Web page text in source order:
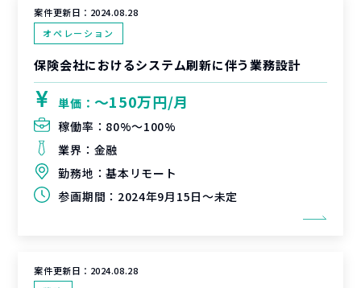
案件更新日： 2024.08.28
オペレーション
保険会社におけるシステム刷新に伴う業務設計
単価： 〜150万円/月
稼働率： 80%〜100%
業界： 金融
勤務地：基本リモート
参画期間： 2024年9月15日～未定
案件更新日： 2024.08.28